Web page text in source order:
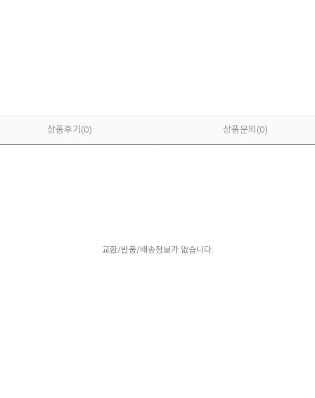
상품후기 (0) 상품문의 (0)
교환/반품/배송정보가 없습니다.